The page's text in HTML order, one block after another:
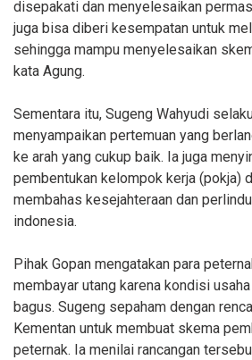
disepakati dan menyelesaikan
juga bisa diberi kesempatan untuk
sehingga mampu menyelesaikan
kata Agung.
Sementara itu, Sugeng Wahyudi
menyampaikan pertemuan yang
ke arah yang cukup baik. Ia juga
pembentukan kelompok kerja (pokja)
membahas kesejahteraan dan
indonesia.
Pihak Gopan mengatakan para
membayar utang karena kondisi
bagus. Sugeng sepaham dengan
Kementan untuk membuat skema
peternak. Ia menilai rancangan